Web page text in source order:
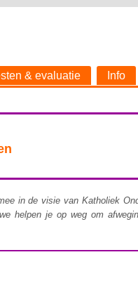
& evaluatie Info
in de visie van Katholiek
helpen je op weg om